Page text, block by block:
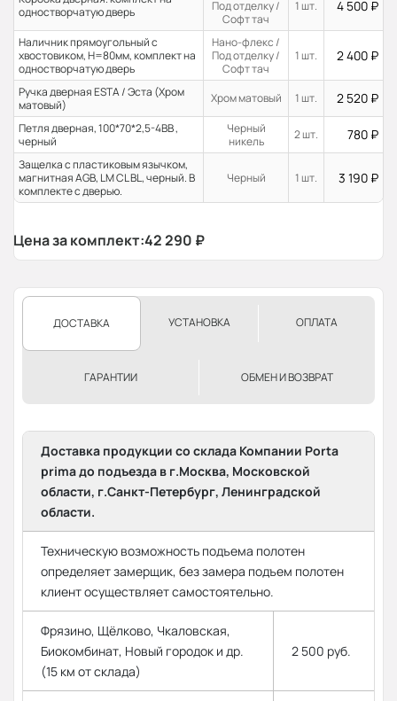
одностворчатую дверь
Под отделку /
Софт тач
1 шт. 4 500 ₽
Наличник прямоугольный с
хвостовиком, H=80мм, комплект на
одностворчатую дверь
Нано-флекс /
Под отделку /
Софт тач
1 шт. 2 400 ₽
Ручка дверная ESTA / Эста (Хром
матовый)
Хром матовый 1 шт. 2 520 ₽
Петля дверная, 100*70*2,5-4ВВ ,
черный
Черный
никель
2 шт. 780 ₽
Защелка с пластиковым язычком,
магнитная AGB, LM CL BL, черный. В
комплекте с дверью.
Черный 1 шт. 3 190 ₽
Цена за комплект:42 290 ₽
ДОСТАВКА УСТАНОВКА ОПЛАТА
ГАРАНТИИ ОБМЕН И ВОЗВРАТ
Доставка продукции со склада Компании Porta
prima до подъезда в г.Москва, Московской
области, г.Санкт-Петербург, Ленинградской
области.
Техническую возможность подъема полотен
определяет замерщик, без замера подъем полотен
клиент осуществляет самостоятельно.
Фрязино, Щёлково, Чкаловская,
Биокомбинат, Новый городок и др.
(15 км от склада)
2 500 руб.